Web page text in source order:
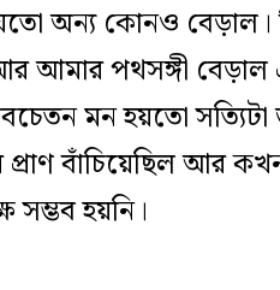
অন্য কোনও বেড়াল।
আমার পথসঙ্গী
মন হয়তো সত্যিটা
প্রাণ বাঁচিয়েছিল আর
সম্ভব হয়নি।